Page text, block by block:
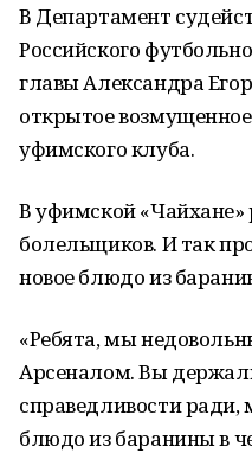
В Департамент
Российского
главы Александра
открытое
уфимского клуба.
В уфимской
болельщиков. И так
новое блюдо из
«Ребята, мы
Арсеналом. Вы
справедливости
блюдо из баранины в